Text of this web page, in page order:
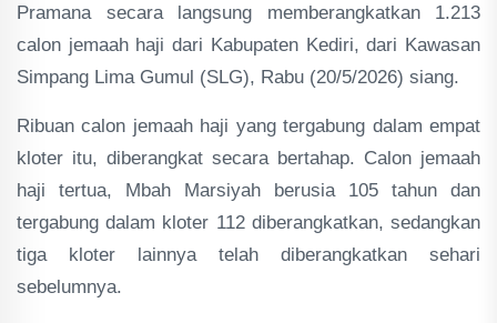
Pramana secara langsung memberangkatkan 1.213
calon jemaah haji dari Kabupaten Kediri, dari Kawasan
Simpang Lima Gumul (SLG), Rabu (20/5/2026) siang.
Ribuan calon jemaah haji yang tergabung dalam empat
kloter itu, diberangkat secara bertahap. Calon jemaah
haji tertua, Mbah Marsiyah berusia 105 tahun dan
tergabung dalam kloter 112 diberangkatkan, sedangkan
tiga kloter lainnya telah diberangkatkan sehari
sebelumnya.